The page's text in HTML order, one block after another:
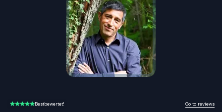
5.00 von 5 Bestbewertet! Go to reviews